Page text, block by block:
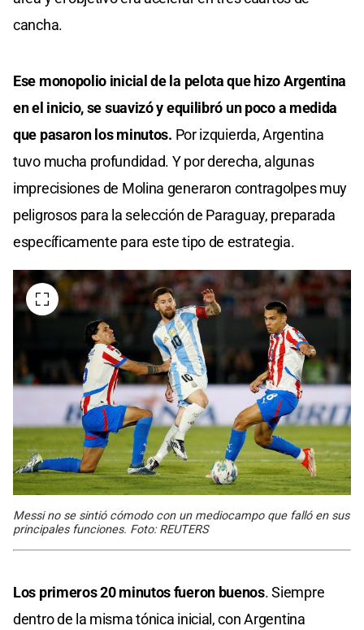
cancha.
Ese monopolio inicial de la pelota que hizo Argentina
en el inicio, se suavizó y equilibró un poco a medida
que pasaron los minutos. Por izquierda, Argentina
tuvo mucha profundidad. Y por derecha, algunas
imprecisiones de Molina generaron contragolpes muy
peligrosos para la selección de Paraguay, preparada
específicamente para este tipo de estrategia.
Messi no se sintió cómodo con un mediocampo que falló en sus
principales funciones. Foto: REUTERS
Los primeros 20 minutos fueron buenos. Siempre
dentro de la misma tónica inicial, con Argentina